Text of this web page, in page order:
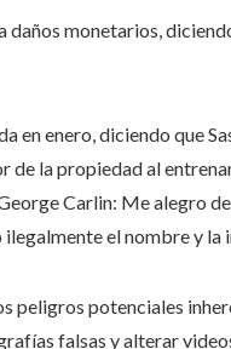
daños monetarios,
en enero, diciendo que
de la propiedad al
Carlin: Me alegro
el nombre y la
peligros potenciales
falsas y alterar